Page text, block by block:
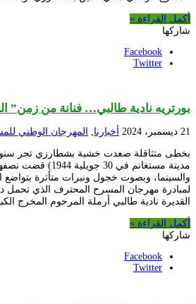
أكمل القراءة »
شاركها
Facebook
Twitter
بورتريه نادية طالبي… فنانة من زمن”
21 ديسمبر، 2024 أخبارنا المهرجان الوطني
بخطى متثاقلة صعدت خشبة بشطارزي تجر
مدينة مستغانم في 30
والسينما، وبصوت خجول ونبرات متأثرة بتواضع
القديرة نادية طالبي أرملة المرحوم المخرج
أكمل القراءة »
شاركها
Facebook
Twitter